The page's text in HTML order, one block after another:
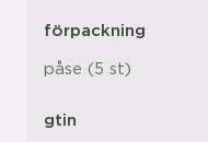
förpackning
påse (5 st)
gtin